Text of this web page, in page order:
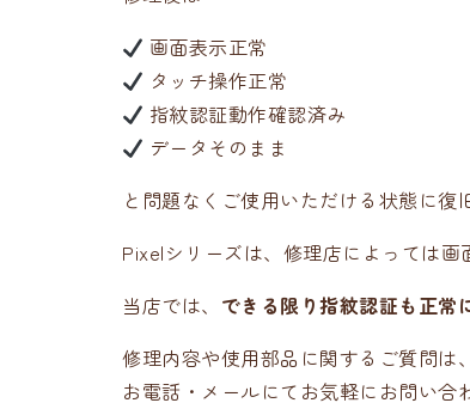
画面表示正常
タッチ操作正常
指紋認証動作確認済み
データそのまま
と問題なくご使用いただける状態に復
Pixelシリーズは、修理店によっては画
当店では、 できる限り指紋認証も正常
修理内容や使用部品に関するご質問は、
お電話・メールにてお気軽にお問い合